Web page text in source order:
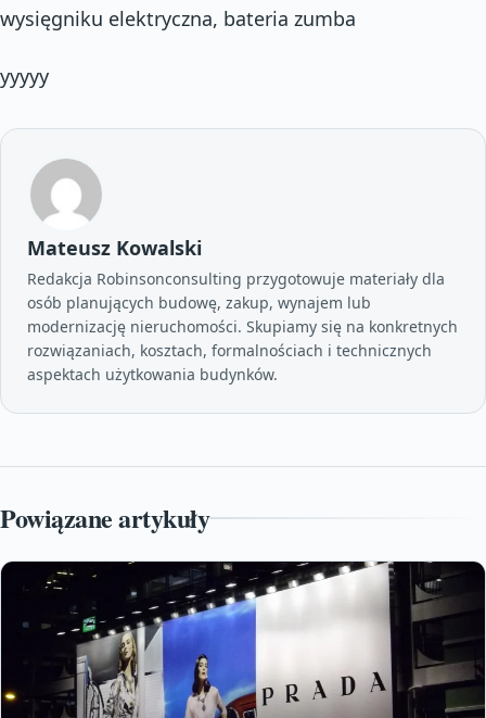
wysięgniku elektryczna, bateria zumba
yyyyy
Mateusz Kowalski
Redakcja Robinsonconsulting przygotowuje materiały dla
osób planujących budowę, zakup, wynajem lub
modernizację nieruchomości. Skupiamy się na konkretnych
rozwiązaniach, kosztach, formalnościach i technicznych
aspektach użytkowania budynków.
Powiązane artykuły